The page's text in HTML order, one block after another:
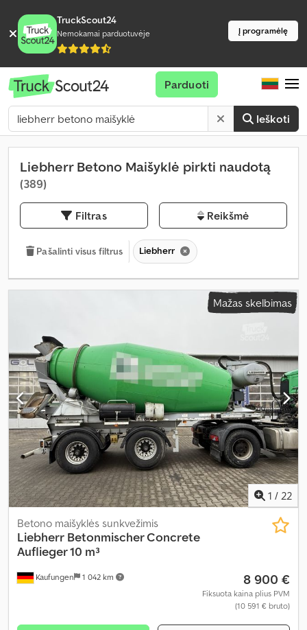
TruckScout24
Nemokamai parduotuvėje Į programėlę
Ieškoti
Parduoti
Liebherr Betono Maišyklė pirkti naudotą
(389)
Filtras Reikšmė
Pašalinti visus filtrus Liebherr
Mažas skelbimas
1 / 22
Kaufungen 1 042 km
Betono maišyklės sunkvežimis
Liebherr Betonmischer Concrete
Auflieger 10 m³
8 900 €
Fiksuota kaina plius PVM
(10 591 € bruto)